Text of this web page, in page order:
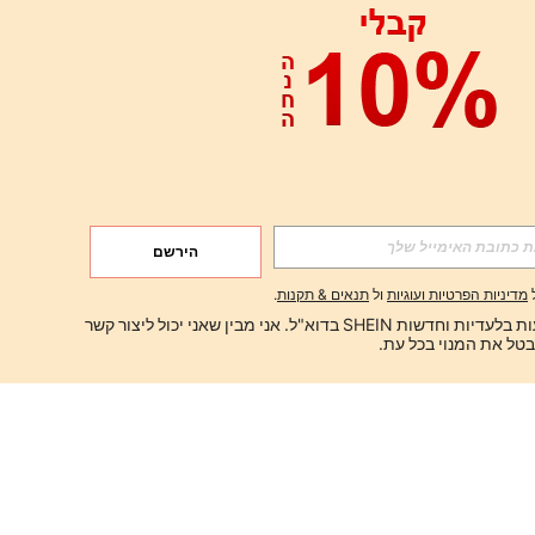
הירשם
מדיניות הפרטיות ועוגיות ול תנאים & תקנות.
ברצוני לקבל הצעות בלעדיות וחדשות SHEIN בדוא"ל. אני מבין שאני יכול ליצור קשר